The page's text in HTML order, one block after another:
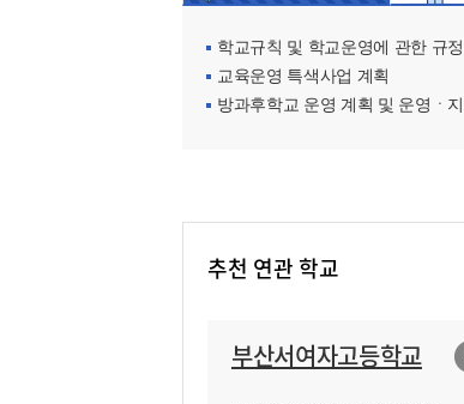
학교규칙 및 학교운영에 관한 규정
교육운영 특색사업 계획
방과후학교 운영 계획 및 운영ㆍ지원현황
추천 연관 학교
부산서여자고등학교